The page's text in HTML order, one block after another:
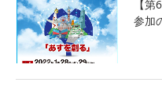
【
参加
お問合せ
医療従事者の方へ